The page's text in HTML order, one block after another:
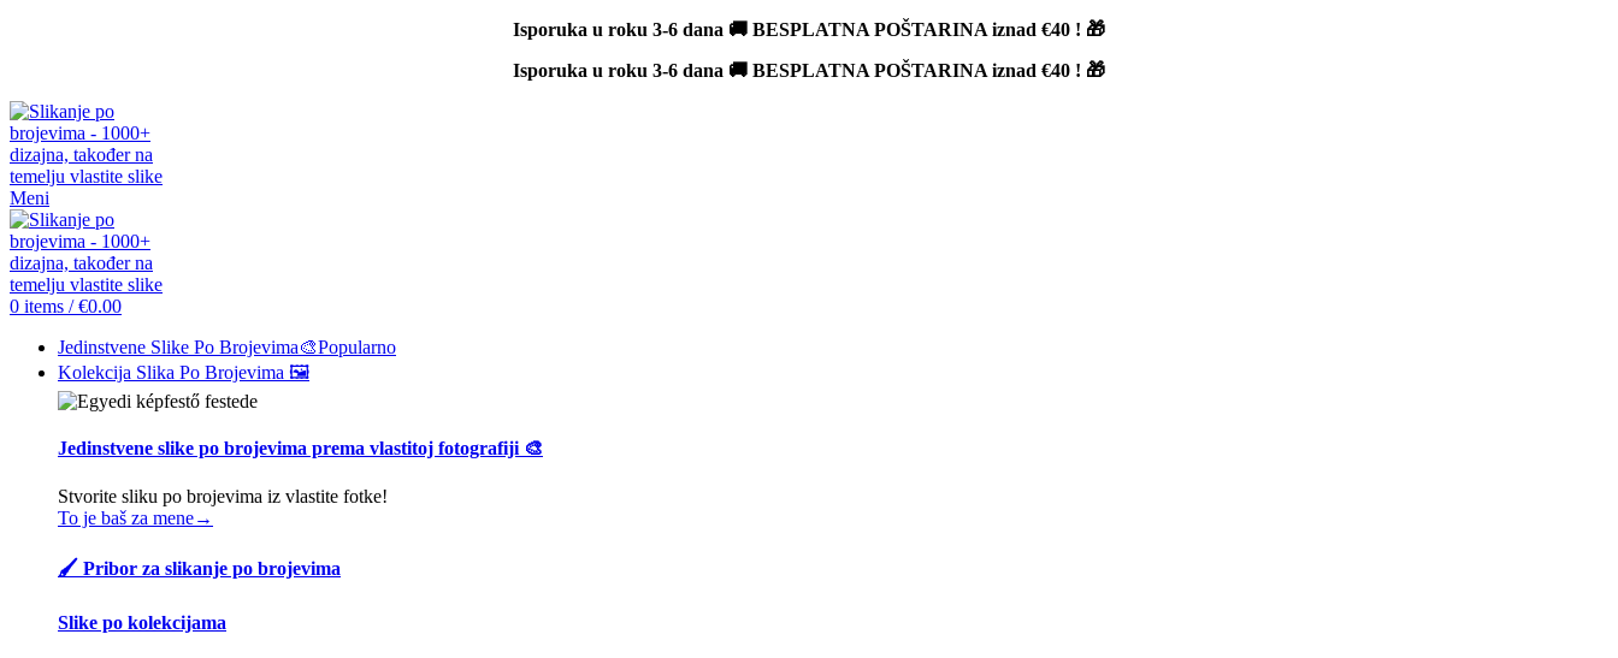
Isporuka u roku 3-6 dana 🚚 BESPLATNA POŠTARINA iznad €40 ! 🎁
Isporuka u roku 3-6 dana 🚚 BESPLATNA POŠTARINA iznad €40 ! 🎁
Meni
0 items / €0.00
Jedinstvene Slike Po Brojevima🎨Popularno
Kolekcija Slika Po Brojevima 🖼️
Jedinstvene slike po brojevima prema vlastitoj fotografiji 🎨
Stvorite sliku po brojevima iz vlastite fotke!
To je baš za mene→
🖌️ Pribor za slikanje po brojevima
Slike po kolekcijama